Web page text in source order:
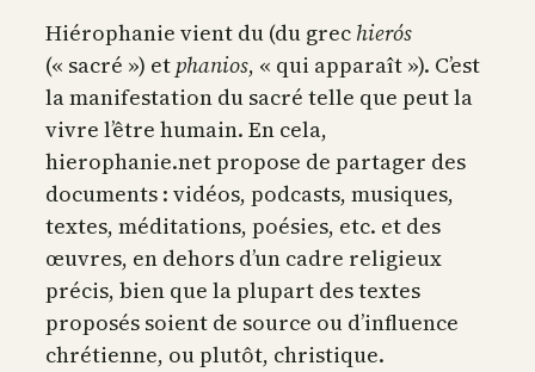
Hiérophanie vient du (du grec hierós
(« sacré ») et phanios, « qui apparaît »). C’est
la manifestation du sacré telle que peut la
vivre l’être humain. En cela,
hierophanie.net propose de partager des
documents : vidéos, podcasts, musiques,
textes, méditations, poésies, etc. et des
œuvres, en dehors d’un cadre religieux
précis, bien que la plupart des textes
proposés soient de source ou d’influence
chrétienne, ou plutôt, christique.